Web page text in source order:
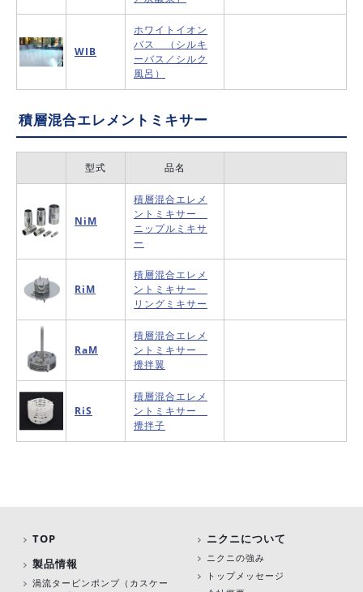
WIB
ホワイトイオン
バス （シルキ
ーバス／シルク
風呂）
積層混合エレメントミキサー
型式 品名
NiM
積層混合エレメ
ントミキサー
ニップルミキサ
ー
RiM
積層混合エレメ
ントミキサー
リングミキサー
RaM
積層混合エレメ
ントミキサー
攪拌翼
RiS
積層混合エレメ
ントミキサー
攪拌子
TOP
製品情報
渦流タービンポンプ （カスケー
ニクニについて
ニクニの強み
トップメッセージ